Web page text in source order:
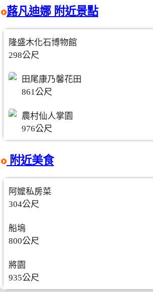
蕗凡迪娜 附近景點
隆盛木化石博物館
298公尺
田尾康乃馨花田
861公尺
農村仙人掌園
976公尺
附近美食
阿嬤私房菜
304公尺
船塢
800公尺
將園
935公尺